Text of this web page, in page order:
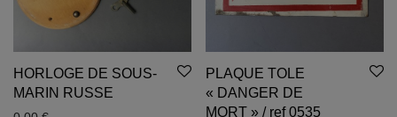
HORLOGE DE SOUS-
MARIN RUSSE
PLAQUE TOLE
« DANGER DE
MORT » / ref 0535